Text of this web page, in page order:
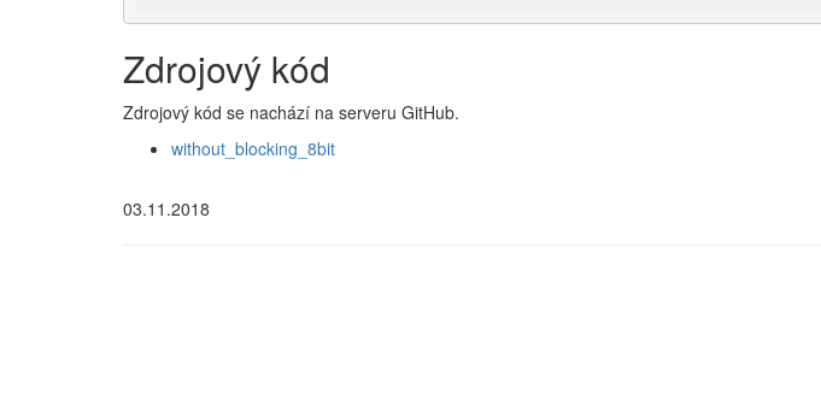
Zdrojový kód
Zdrojový kód se nachází na serveru GitHub.
without_blocking_8bit
03.11.2018